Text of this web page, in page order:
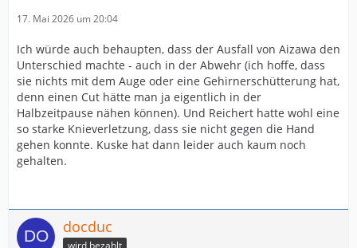
17. Mai 2026 um 20:04
Ich würde auch behaupten, dass der Ausfall von Aizawa den
Unterschied machte - auch in der Abwehr (ich hoffe, dass
sie nichts mit dem Auge oder eine Gehirnerschütterung hat,
denn einen Cut hätte man ja eigentlich in der
Halbzeitpause nähen können). Und Reichert hatte wohl eine
so starke Knieverletzung, dass sie nicht gegen die Hand
gehen konnte. Kuske hat dann leider auch kaum noch
gehalten.
docduc
wird bezahlt